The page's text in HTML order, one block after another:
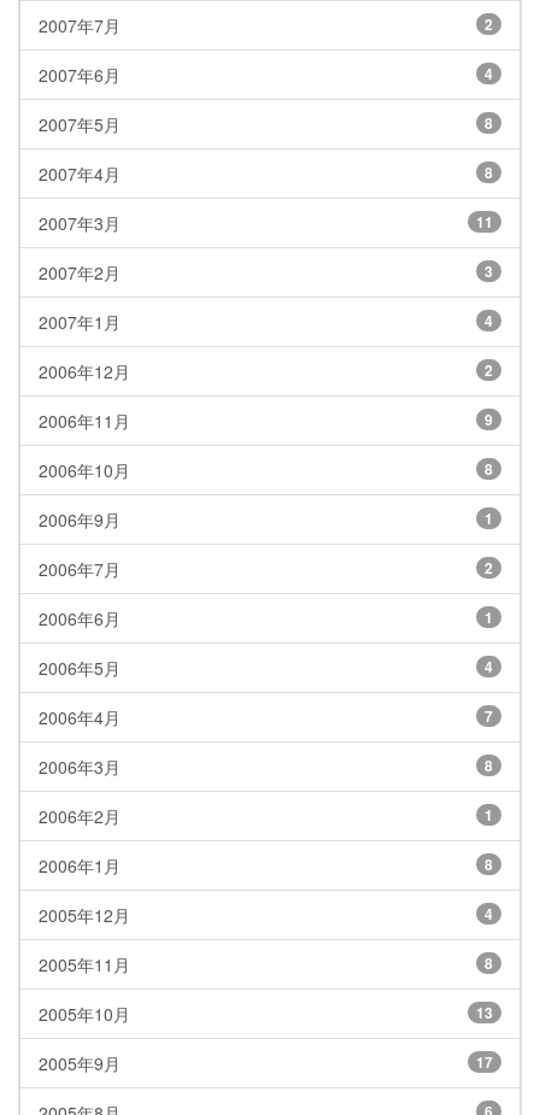
2007年7月 2
2007年6月 4
2007年5月 8
2007年4月 8
2007年3月 11
2007年2月 3
2007年1月 4
2006年12月 2
2006年11月 9
2006年10月 8
2006年9月 1
2006年7月 2
2006年6月 1
2006年5月 4
2006年4月 7
2006年3月 8
2006年2月 1
2006年1月 8
2005年12月 4
2005年11月 8
2005年10月 13
2005年9月 17